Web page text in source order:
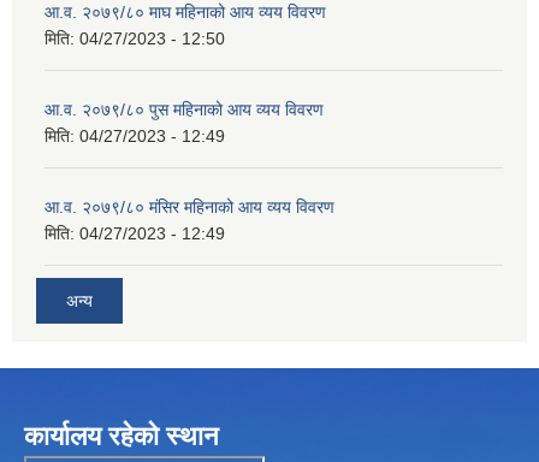
आ.व. २०७९/८० माघ महिनाको आय व्यय विवरण
मिति: 04/27/2023 - 12:50
आ.व. २०७९/८० पुस महिनाको आय व्यय विवरण
मिति: 04/27/2023 - 12:49
आ.व. २०७९/८० मंसिर महिनाको आय व्यय विवरण
मिति: 04/27/2023 - 12:49
अन्य
कार्यालय रहेकाे स्थान